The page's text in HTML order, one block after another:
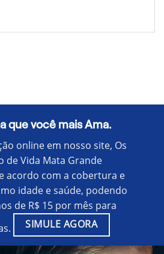
que você mais Ama.
online em nosso site, Os
de Vida Mata Grande
acordo com a cobertura e
idade e saúde, podendo
de R$ 15 por mês para
SIMULE AGORA